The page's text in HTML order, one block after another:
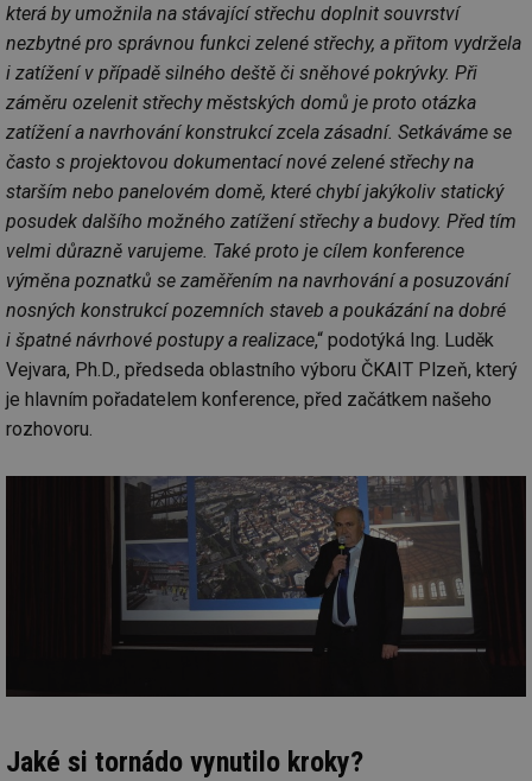
která by umožnila na stávající střechu doplnit souvrství
nezbytné pro správnou funkci zelené střechy, a přitom vydržela
i zatížení v případě silného deště či sněhové pokrývky. Při
záměru ozelenit střechy městských domů je proto otázka
zatížení a navrhování konstrukcí zcela zásadní. Setkáváme se
často s projektovou dokumentací nové zelené střechy na
starším nebo panelovém domě, které chybí jakýkoliv statický
posudek dalšího možného zatížení střechy a budovy. Před tím
velmi důrazně varujeme. Také proto je cílem konference
výměna poznatků se zaměřením na navrhování a posuzování
nosných konstrukcí pozemních staveb a poukázání na dobré
i špatné návrhové postupy a realizace,“ podotýká Ing. Luděk
Vejvara, Ph.D., předseda oblastního výboru ČKAIT Plzeň, který
je hlavním pořadatelem konference, před začátkem našeho
rozhovoru.
Jaké si tornádo vynutilo kroky?